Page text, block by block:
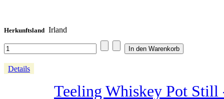
Herkunftsland Irland
Details
Teeling Whiskey Pot